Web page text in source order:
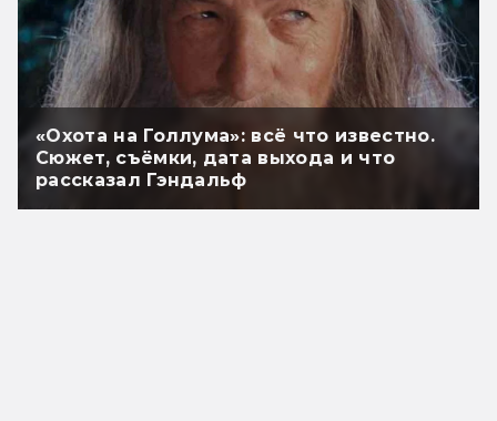
«Охота на Голлума»: всё что известно.
Сюжет, съёмки, дата выхода и что
рассказал Гэндальф